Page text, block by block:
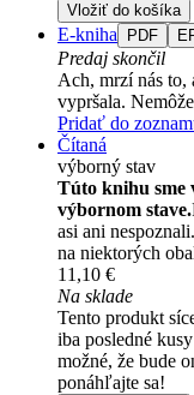
Vložiť do košíka
E-kniha PDF
Predaj skončil
Ach, mrzí nás to,
vypršala.
Pridať do
Čítaná
výborný stav
Túto knihu sme
výbornom stave.
asi ani
na niektorých
11,10 €
Na sklade
Tento produkt
iba posledné
možné, že bude
ponáhľajte sa!